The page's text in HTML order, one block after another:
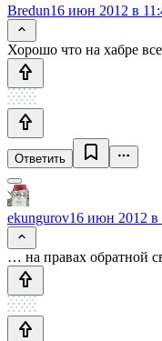
Bredun16 июн 2012 в
Хорошо что на хабре
Ответить
ekungurov16 июн 2012 в
… на правах обратной